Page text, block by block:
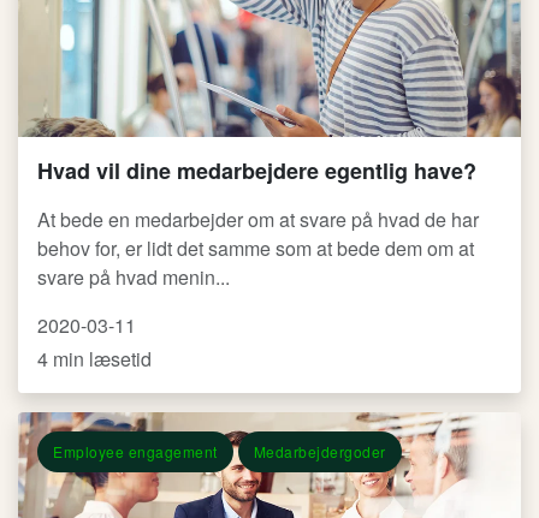
Hvad vil dine medarbejdere egentlig have?
At bede en medarbejder om at svare på hvad de har
behov for, er lidt det samme som at bede dem om at
svare på hvad menin...
2020-03-11
4 min læsetid
Employee engagement Medarbejdergoder